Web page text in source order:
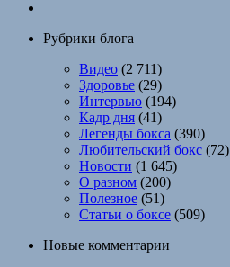
Рубрики блога
Видео (2 711)
Здоровье (29)
Интервью (194)
Кадр дня (41)
Легенды бокса (390)
Любительский бокс (72)
Новости (1 645)
О разном (200)
Полезное (51)
Статьи о боксе (509)
Новые комментарии